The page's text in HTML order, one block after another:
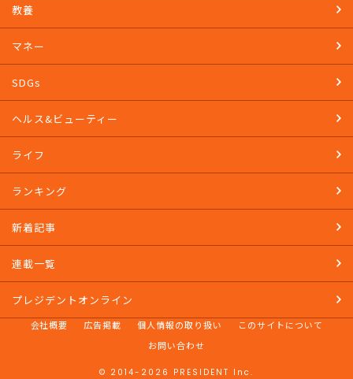
教養
マネー
SDGs
ヘルス&ビューティー
ライフ
ランキング
新着記事
連載一覧
プレジデントオンライン
会社概要 広告掲載 個人情報の取り扱い
このサイトについて
お問い合わせ
© 2014-2026 PRESIDENT Inc.